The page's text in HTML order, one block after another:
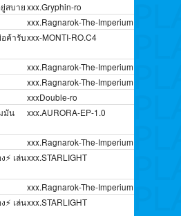
สบายxxx.Gryphin-ro
xxx.Ragnarok-The-Imperium
ค้ารับxxx-MONTI-RO.C4
xxx.Ragnarok-The-Imperium
xxx.Ragnarok-The-Imperium
xxxDouble-ro
มัน
xxx.AURORA-EP-1.0
xxx.Ragnarok-The-Imperium
⚡ เล่นxxx.STARLIGHT
xxx.Ragnarok-The-Imperium
⚡ เล่นxxx.STARLIGHT